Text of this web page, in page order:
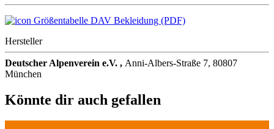
Größentabelle DAV Bekleidung (PDF)
Hersteller
Deutscher Alpenverein e.V. , Anni-Albers-Straße 7, 80807
München
Könnte dir auch gefallen